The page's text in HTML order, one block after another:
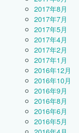
2017年8月
2017年7月
2017年5月
2017年4月
2017年2月
2017年1月
2016年12月
2016年10月
2016年9月
2016年8月
2016年6月
2016年5月